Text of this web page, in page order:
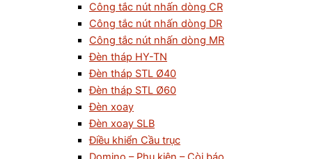
Công tắc nút nhấn dòng CR
Công tắc nút nhấn dòng DR
Công tắc nút nhấn dòng MR
Đèn tháp HY-TN
Đèn tháp STL Ø40
Đèn tháp STL Ø60
Đèn xoay
Đèn xoay SLB
Điều khiển Cầu trục